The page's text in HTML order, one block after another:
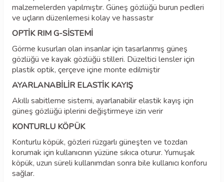
malzemelerden yapılmıştır. Güneş gözlüğü burun pedleri
ve uçların düzenlemesi kolay ve hassastır
OPTİK RIM G-SİSTEMİ
Görme kusurları olan insanlar için tasarlanmış güneş
gözlüğü ve kayak gözlüğü stilleri. Düzeltici lensler için
plastik optik, çerçeve içine monte edilmiştir
AYARLANABİLİR ELASTİK KAYIŞ
Akıllı sabitleme sistemi, ayarlanabilir elastik kayış için
güneş gözlüğü iplerini değiştirmeye izin verir
KONTURLU KÖPÜK
Konturlu köpük, gözleri rüzgarlı güneşten ve tozdan
korumak için kullanıcının yüzüne sıkıca oturur. Yumuşak
köpük, uzun süreli kullanımdan sonra bile kullanıcı konforu
sağlar.